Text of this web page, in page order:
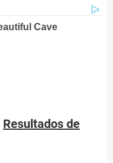
Resultados de